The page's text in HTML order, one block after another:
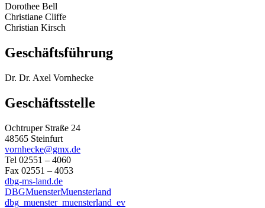
Dorothee Bell
Christiane Cliffe
Christian Kirsch
Geschäftsführung
Dr. Dr. Axel Vornhecke
Geschäftsstelle
Ochtruper Straße 24
48565 Steinfurt
vornhecke@gmx.de
Tel 02551 – 4060
Fax 02551 – 4053
dbg-ms-land.de
DBGMuensterMuensterland
dbg_muenster_muensterland_ev